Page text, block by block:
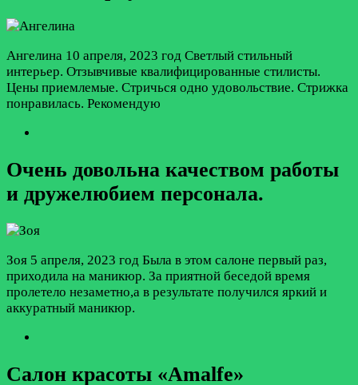
Ангелина 10 апреля, 2023 год Светлый стильный
интерьер. Отзывчивые квалифицированные стилисты.
Цены приемлемые. Стричься одно удовольствие. Стрижка
понравилась. Рекомендую
Очень довольна качеством работы
и дружелюбием персонала.
Зоя 5 апреля, 2023 год Была в этом салоне первый раз,
приходила на маникюр. За приятной беседой время
пролетело незаметно,а в результате получился яркий и
аккуратный маникюр.
Салон красоты «Amalfe»